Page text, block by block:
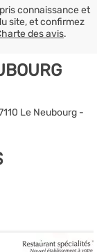
connaissance et
site, et confirmez
des avis.
Le Neubourg -